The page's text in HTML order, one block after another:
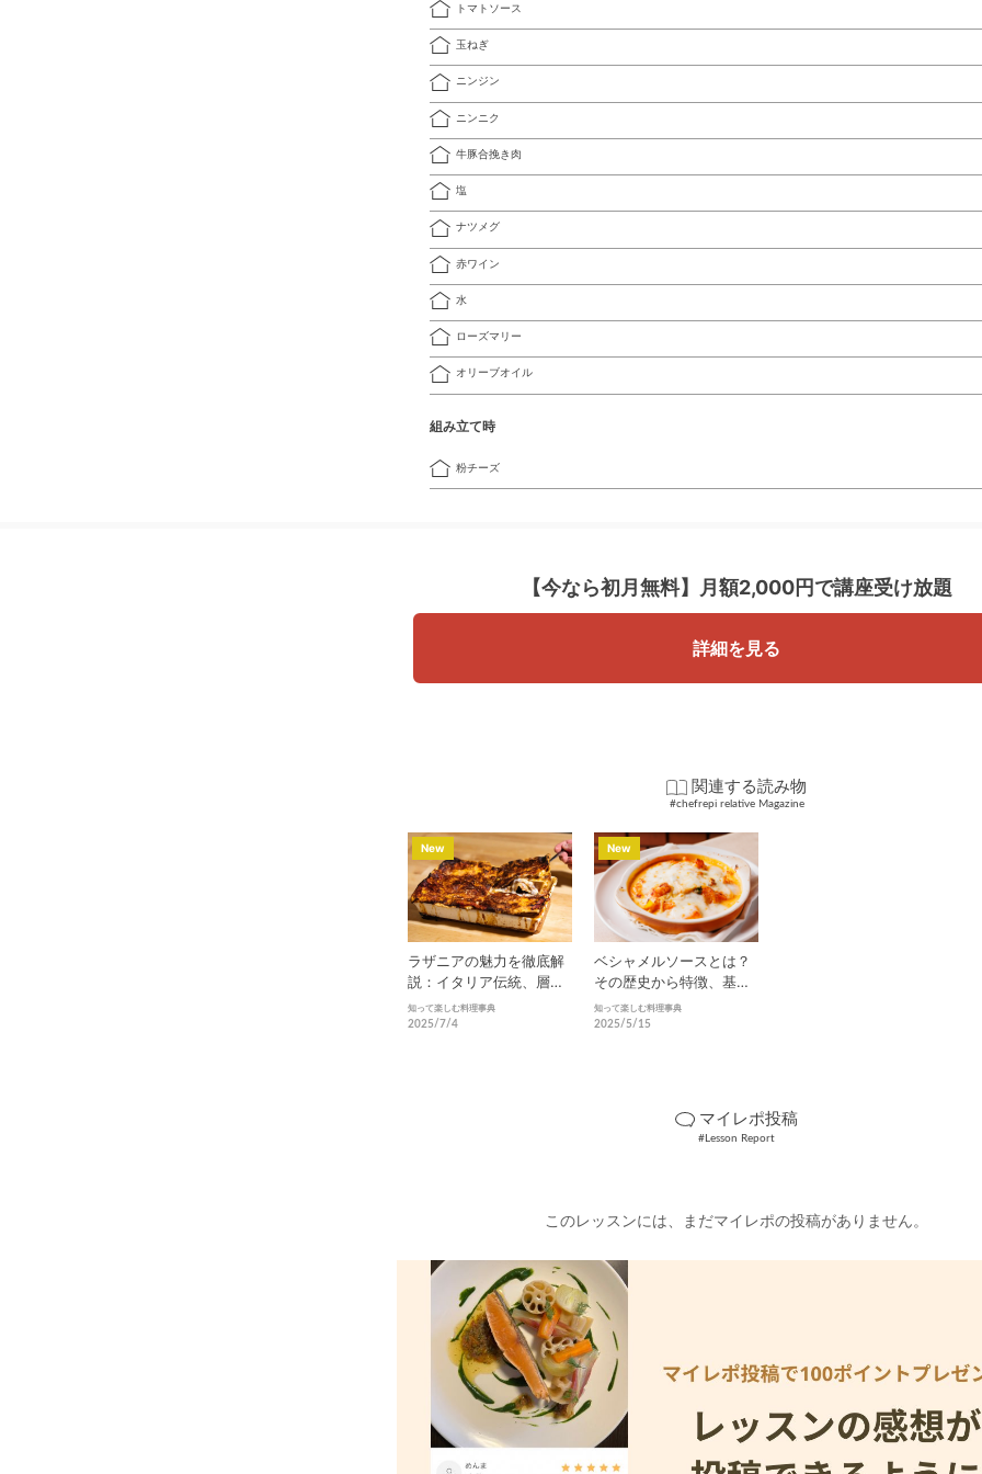
トマトソース
玉ねぎ
ニンジン
ニンニク
牛豚合挽き肉
塩
ナツメグ
赤ワイン
水
ローズマリー
オリーブオイル
組み立て時
粉チーズ
【今なら初月無料】 月額2,000円で講座受け放題
詳細を見る
関連する読み物
#chefrepi relative Magazine
ラザニアの魅力を徹底解
説：イタリア伝統、層が
織りなす極上の味わい
知って楽しむ料理事典
2025/7/4
New
ベシャメルソースとは？
その歴史から特徴、基本
の作り方を徹底解説！
知って楽しむ料理事典
2025/5/15
New
マイレポ投稿
#Lesson Report
このレッスンには、まだマイレポの投稿がありません。